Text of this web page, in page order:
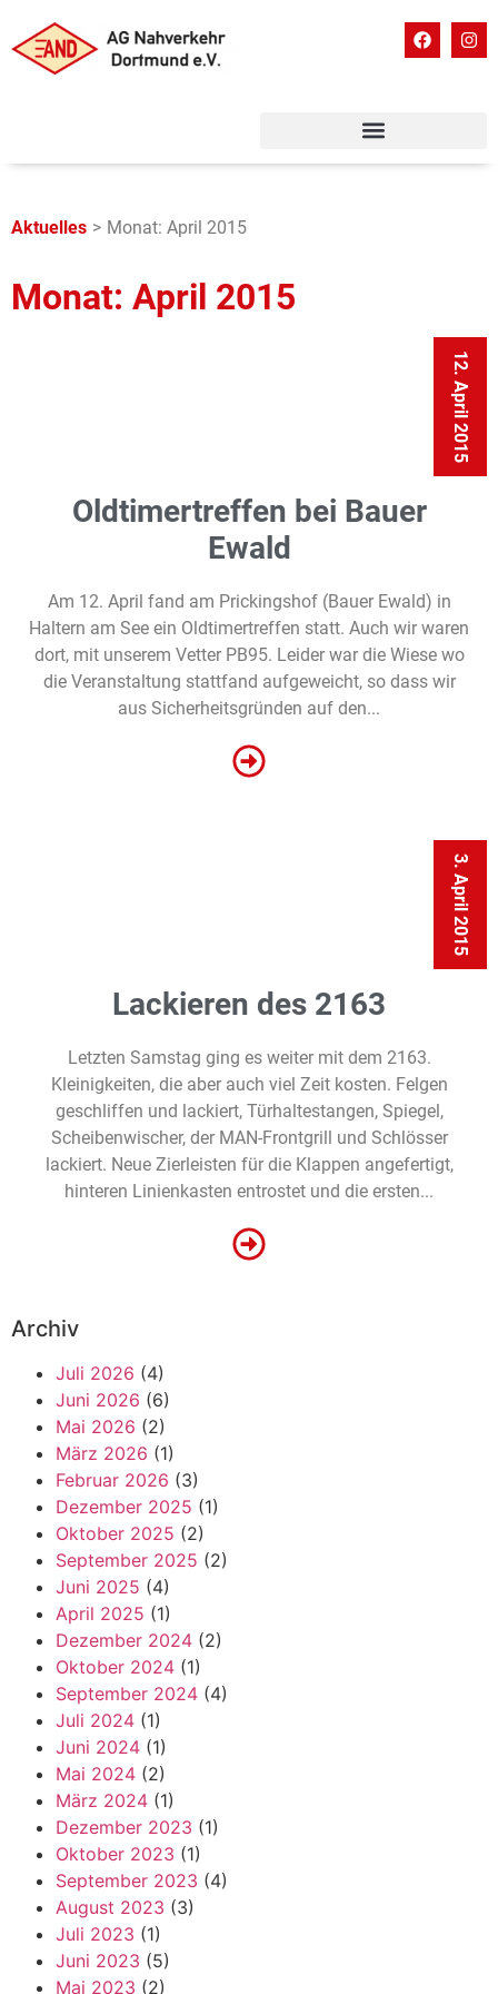
Aktuelles > Monat: April 2015
Monat: April 2015
12. April 2015
Oldtimertreffen bei Bauer
Ewald
Am 12. April fand am Prickingshof (Bauer Ewald) in
Haltern am See ein Oldtimertreffen statt. Auch wir waren
dort, mit unserem Vetter PB95. Leider war die Wiese wo
die Veranstaltung stattfand aufgeweicht, so dass wir
aus Sicherheitsgründen auf den...
3. April 2015
Lackieren des 2163
Letzten Samstag ging es weiter mit dem 2163.
Kleinigkeiten, die aber auch viel Zeit kosten. Felgen
geschliffen und lackiert, Türhaltestangen, Spiegel,
Scheibenwischer, der MAN-Frontgrill und Schlösser
lackiert. Neue Zierleisten für die Klappen angefertigt,
hinteren Linienkasten entrostet und die ersten...
Archiv
Juli 2026 (4)
Juni 2026 (6)
Mai 2026 (2)
März 2026 (1)
Februar 2026 (3)
Dezember 2025 (1)
Oktober 2025 (2)
September 2025 (2)
Juni 2025 (4)
April 2025 (1)
Dezember 2024 (2)
Oktober 2024 (1)
September 2024 (4)
Juli 2024 (1)
Juni 2024 (1)
Mai 2024 (2)
März 2024 (1)
Dezember 2023 (1)
Oktober 2023 (1)
September 2023 (4)
August 2023 (3)
Juli 2023 (1)
Juni 2023 (5)
Mai 2023 (2)